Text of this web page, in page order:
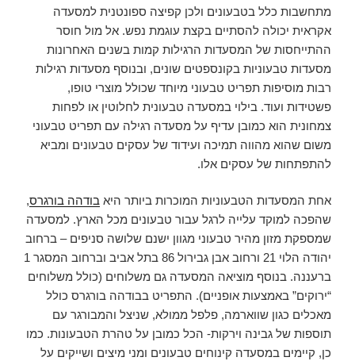
מתחשבות כלל בטבעונים ולכן קפיצה ספונטנית למסעדה
אקראית יכולה להסתיים בקצת עוגמת נפש. אל מול חוסר
ההתייחסות של המסעדות הרגילות קמות בשנים האחרונות
מסעדות טבעוניות בקונספטים שונים, ובנוסף מסעדות רגילות
רבות מוסיפות תפריט טבעוני מיוחד שכולל מוצרי טופו,
פשטידות ועוד. בילוי במסעדה טבעונית לחלוטין או לפחות
צמחונית הוא כמובן עדיף על מסעדה רגילה עם תפריט טבעוני
משום שהוא מהווה תמיכה ועידוד של עסקים טבעונים ומביא
להתפתחות של עסקים אלו.
אחת המסעדות הטבעוניות המוכרות ביותר היא בודהה בורגרס,
שהפכה למוקד עלייה לרגל עבור טבעונים מכל הארץ. למסעדה
שמספקת מזון מהיר טבעוני מגוון ישנם שלושה סניפים – ברחוב
יהודה הלוי 21 ורחוב אבן גבירול 86 בתל אביב וברחוב המסגר 1
ברעננה. בנוסף מוציאה המסעדה גם משלוחים (כולל משלוחים
“ירוקים” באמצעות אופניים). התפריט בבודהה בורגרס כולל
מאכלים כגון שווארמה, פלפל ממולא, שניצל והמבורגר עם
תוספות של גבינה וירקות- הכל כמובן על טהרת הטבעונות. כמו
כן, קיימים במסעדה קינוחים טבעונים ומני מיצים ושייקים על